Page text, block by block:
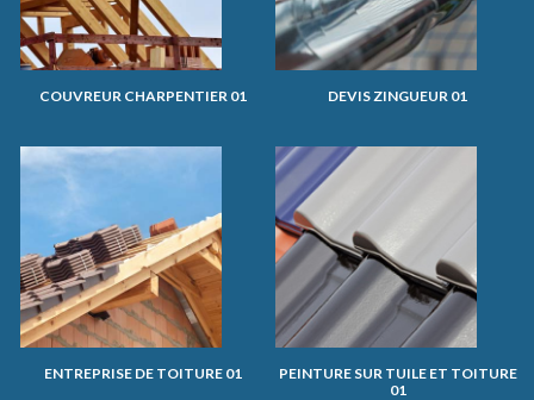
COUVREUR CHARPENTIER 01 DEVIS ZINGUEUR 01
ENTREPRISE DE TOITURE 01
PEINTURE SUR TUILE ET TOITURE
01